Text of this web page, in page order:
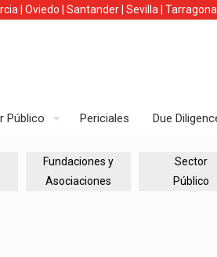
Oviedo Santander Sevilla Tarragona
Público Periciales Due
Fundaciones y
Asociaciones
Sector
Público